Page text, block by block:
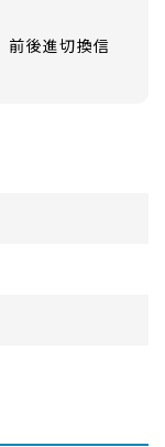
後進切換信